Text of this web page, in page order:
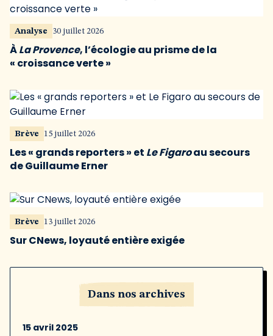
Analyse 30 juillet 2026
ÀLa Provence, l’écologie au prisme de la
« croissance verte »
Brève 15 juillet 2026
Les « grands reporters » et Le Figaroau secours
de Guillaume Erner
Brève 13 juillet 2026
Sur CNews, loyauté entière exigée
Dans nos archives
15 avril 2025